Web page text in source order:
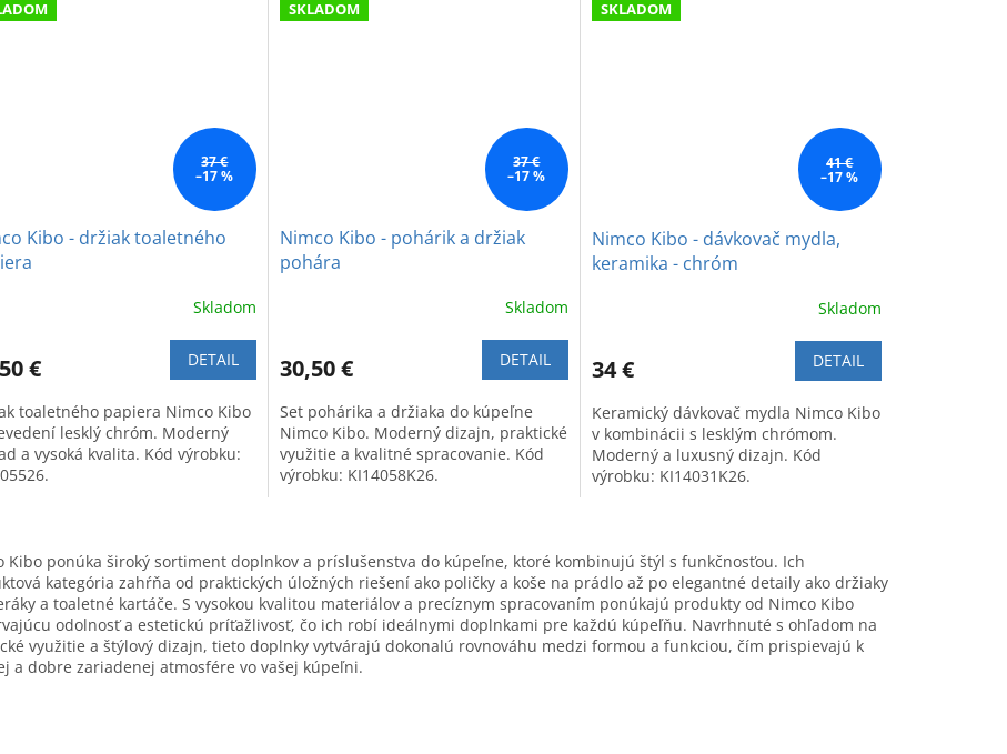
37 €
–17 %
Kibo - držiak toaletného
Skladom
€ DETAIL
toaletného papiera Nimco Kibo
lesklý chróm. Moderný
a vysoká kvalita. Kód výrobku:
SKLADOM
37 €
–17 %
Nimco Kibo - pohárik a držiak
pohára
Skladom
30,50 € DETAIL
Set pohárika a držiaka do kúpeľne
Nimco Kibo. Moderný dizajn, praktické
využitie a kvalitné spracovanie. Kód
výrobku: KI14058K26.
SKLADOM
41 €
–17 %
Nimco Kibo - dávkovač mydla,
keramika - chróm
Skladom
34 € DETAIL
Keramický dávkovač mydla Nimco Kibo
v kombinácii s lesklým chrómom.
Moderný a luxusný dizajn. Kód
výrobku: KI14031K26.
l
á
d
a
c
Kibo ponúka široký sortiment doplnkov a príslušenstva do kúpeľne, ktoré kombinujú štýl s funkčnosťou. Ich
kategória zahŕňa od praktických úložných riešení ako poličky a koše na prádlo až po elegantné detaily ako držiaky
a toaletné kartáče. S vysokou kvalitou materiálov a precíznym spracovaním ponúkajú produkty od Nimco Kibo
odolnosť a estetickú príťažlivosť, čo ich robí ideálnymi doplnkami pre každú kúpeľňu. Navrhnuté s ohľadom na
využitie a štýlový dizajn, tieto doplnky vytvárajú dokonalú rovnováhu medzi formou a funkciou, čím prispievajú k
a dobre zariadenej atmosfére vo vašej kúpeľni.